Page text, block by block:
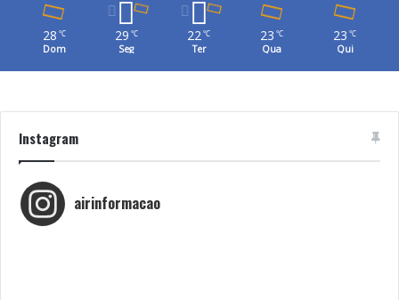
28 ℃
Dom
29 ℃
Seg
22℃
Ter
23 ℃
Qua
23 ℃
Qui
Instagram
airinformacao